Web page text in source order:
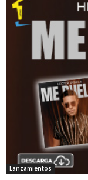
Lanzamientos